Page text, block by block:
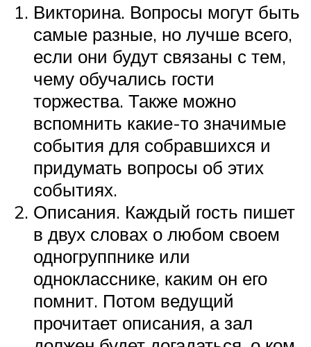
Викторина. Вопросы могут быть
самые разные, но лучше всего,
если они будут связаны с тем,
чему обучались гости
торжества. Также можно
вспомнить какие-то значимые
события для собравшихся и
придумать вопросы об этих
событиях.
Описания. Каждый гость пишет
в двух словах о любом своем
одногруппнике или
однокласснике, каким он его
помнит. Потом ведущий
прочитает описания, а зал